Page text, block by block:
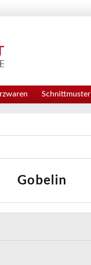
Schnittmuster
Gobelin